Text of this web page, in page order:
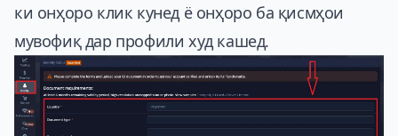
ки онҳоро клик кунед ё онҳоро ба қисмҳои
мувофиқ дар профили худ кашед.